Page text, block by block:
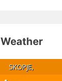
Weather
SKOPJE,